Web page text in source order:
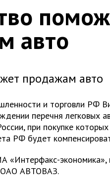
авто
продажам авто
и торговли РФ
перечня легковых
при покупке
РФ будет
«Интерфакс-экономика»,
ОАО АВТОВАЗ.